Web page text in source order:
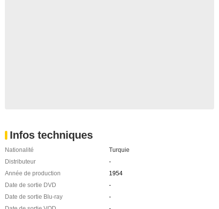
Infos techniques
Nationalité
Turquie
Distributeur
-
Année de production
1954
Date de sortie DVD
-
Date de sortie Blu-ray
-